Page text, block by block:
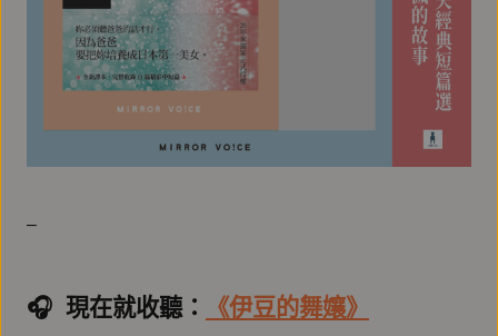
–
🎧️ 現在就收聽： 《伊豆的舞孃》